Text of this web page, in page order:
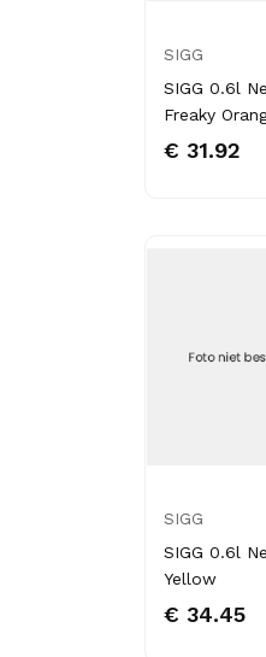
SIGG
SIGG 0.6l
Freaky
€ 31.92
SIGG
SIGG 0.6l
Yellow
€ 34.45